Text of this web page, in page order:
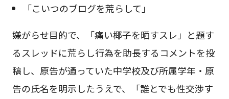
「こいつのブログを荒らして」
嫌がらせ目的で、「痛い椰子を晒すスレ」と題す
るスレッドに荒らし行為を助長するコメントを投
稿し、原告が通っていた中学校及び所属学年・原
告の氏名を明示したうえで、「誰とでも性交渉す